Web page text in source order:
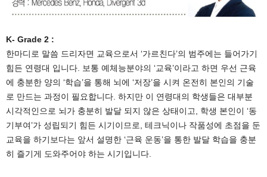
K- Grade 2 :
한마디로 말씀 드리자면 교육으로서 ‘가르친다’의 범주에는 들어가기
힘든 연령대 입니다. 보통 예체능분야의 ‘교육’이라고 하면 우선 근육
에 충분한 양의 ‘학습’을 통해 뇌에 ‘저장’을 시켜 온전히 본인의 기술
로 만드는 과정이 필요합니다. 하지만 이 연령대의 학생들은 대부분
시각적인으로 뇌가 충분히 발달 되지 않은 상태이고, 학생 본인이 ‘동
기부여’가 성립되기 힘든 시기이므로, 테크닉이나 작품성에 초점을 둔
교육을 하기보다는 앞서 설명한 ‘근육 운동’을 통한 발달 학습을 충분
히 즐기게 도와주어야 하는 시기입니다.